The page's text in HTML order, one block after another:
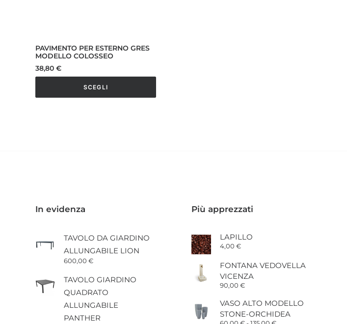
PAVIMENTO PER ESTERNO GRES
MODELLO COLOSSEO
38,80 €
SCEGLI
pagina
del
In evidenza
TAVOLO DA GIARDINO
ALLUNGABILE LION
600,00 €
TAVOLO GIARDINO
QUADRATO
ALLUNGABILE
PANTHER
Più apprezzati
LAPILLO
4,00 €
FONTANA VEDOVELLA
VICENZA
90,00 €
VASO ALTO MODELLO
STONE-ORCHIDEA